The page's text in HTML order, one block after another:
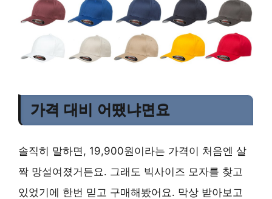
가격 대비 어땠냐면요
솔직히 말하면, 19,900원이라는 가격이 처음엔 살
짝 망설여졌거든요. 그래도 빅사이즈 모자를 찾고
있었기에 한번 믿고 구매해봤어요. 막상 받아보고